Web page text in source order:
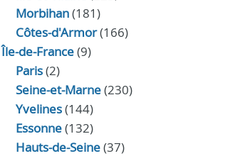
Morbihan(181)
Côtes-d'Armor(166)
Île-de-France(9)
Paris(2)
Seine-et-Marne(230)
Yvelines(144)
Essonne(132)
Hauts-de-Seine(37)